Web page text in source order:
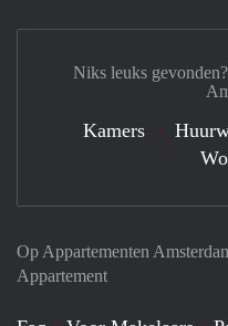
Op Appartementen
Appartement
Niks leuks
Kamers